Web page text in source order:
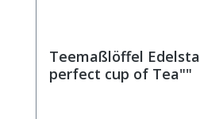
Teemaßlöffel
perfect cup of Tea""